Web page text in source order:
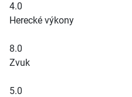
4.0
Herecké výkony
8.0
Zvuk
5.0